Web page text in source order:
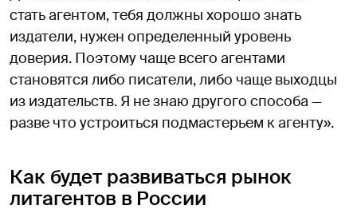
стать агентом, тебя должны хорошо знать
издатели, нужен определенный уровень
доверия. Поэтому чаще всего агентами
становятся либо писатели, либо чаще выходцы
из издательств. Я не знаю другого способа —
разве что устроиться подмастерьем к агенту».
Как будет развиваться рынок
литагентов в России